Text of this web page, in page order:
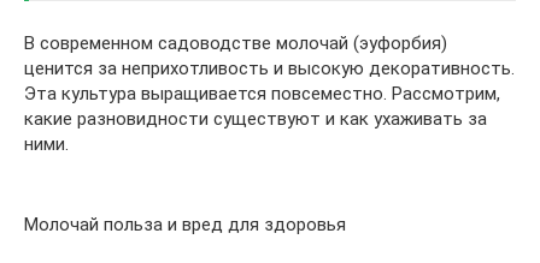
В современном садоводстве молочай (эуфорбия)
ценится за неприхотливость и высокую декоративность.
Эта культура выращивается повсеместно. Рассмотрим,
какие разновидности существуют и как ухаживать за
ними.
Молочай польза и вред для здоровья